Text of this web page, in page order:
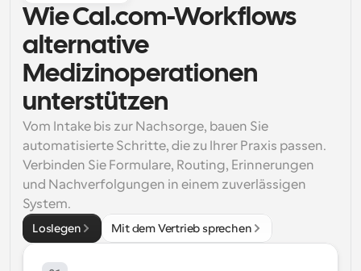
Supercharged Planung mit KI-gestützten Anrufen
Arbeitsabläufe
Automatisieren Sie die Planung und Erinnerungen
Blog
Bleiben Sie auf dem Laufenden über die neuesten
Nachrichten und Updates.
Sofortige Besprechungen
Treffen Sie sich in wenigen Minuten mit Kunden
Dynamische Gruppenlinks
Nahtlos Meetings mit mehreren Personen buchen
Erhalten Sie eine Benachrichtigung, wenn etwas
Wie Cal.com-Workflows
alternative
Medizinoperationen
unterstützen
Vom Intake bis zur Nachsorge, bauen Sie
automatisierte Schritte, die zu Ihrer Praxis passen.
Verbinden Sie Formulare, Routing, Erinnerungen
und Nachverfolgungen in einem zuverlässigen
System.
Loslegen Mit dem Vertrieb sprechen